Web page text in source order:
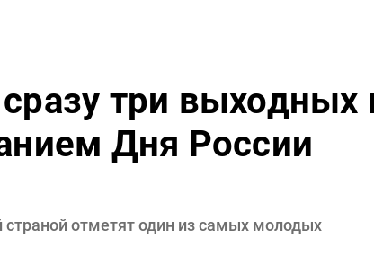
три выходных
Дня России
отметят один из самых молодых